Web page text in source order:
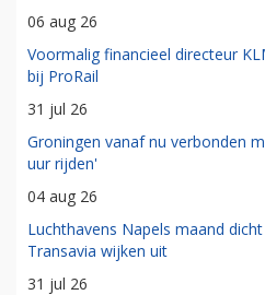
06 aug 26
Voormalig financieel directeur
bij ProRail
31 jul 26
Groningen vanaf nu verbonden
uur rijden'
04 aug 26
Luchthavens Napels maand
Transavia wijken uit
31 jul 26